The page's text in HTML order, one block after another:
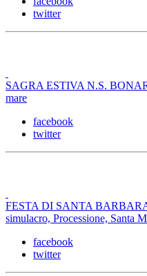
twitter
SAGRA ESTIVA N.S.
mare
facebook
twitter
FESTA DI SANTA
simulacro, Processione, Santa
facebook
twitter